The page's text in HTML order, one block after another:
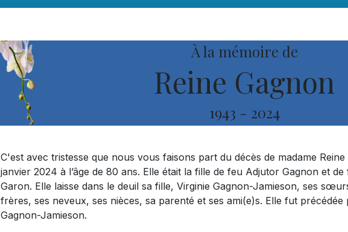
À la mémoire de
Reine Gagnon
1943 - 2024
C'est avec tristesse que nous vous faisons part du décès de madame
janvier 2024 à l’âge de 80 ans. Elle était la fille de feu Adjutor Gagnon et
Garon. Elle laisse dans le deuil sa fille, Virginie Gagnon-Jamieson, ses
frères, ses neveux, ses nièces, sa parenté et ses ami(e)s. Elle fut
Gagnon-Jamieson.